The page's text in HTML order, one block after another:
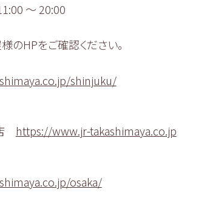
～ 20:00
のHPをご確認ください。
shinjuku/
https://www.jr-takashimaya.co.jp
osaka/